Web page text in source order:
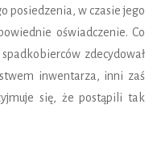
posiedzenia, w czasie jego
oświadczenie. Co
zdecydował
inwentarza, inni zaś
się, że postąpili tak